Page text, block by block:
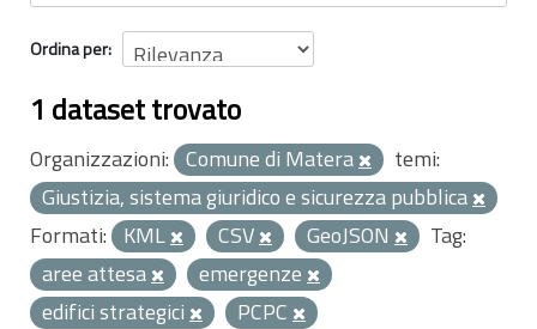
Ordina per
1 dataset trovato
Organizzazioni: Comune di Matera
temi:
Giustizia, sistema giuridico e sicurezza pubblica
Formati: KML CSV GeoJSON
Tag:
aree attesa
emergenze
edifici strategici
PCPC